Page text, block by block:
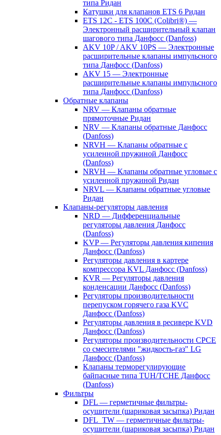
типа Ридан
Катушки для клапанов ETS 6 Ридан
ETS 12C - ETS 100C (Colibri®) —
Электронный расширительный клапан
шагового типа Данфосс (Danfoss)
AKV 10P / AKV 10PS — Электронные
расширительные клапаны импульсного
типа Данфосс (Danfoss)
AKV 15 — Электронные
расширительные клапаны импульсного
типа Данфосс (Danfoss)
Обратные клапаны
NRV — Клапаны обратные
прямоточные Ридан
NRV — Клапаны обратные Данфосс
(Danfoss)
NRVH — Клапаны обратные с
усиленной пружиной Данфосс
(Danfoss)
NRVH — Клапаны обратные угловые с
усиленной пружиной Ридан
NRVL — Клапаны обратные угловые
Ридан
Клапаны-регуляторы давления
NRD — Дифференциальные
регуляторы давления Данфосс
(Danfoss)
KVP — Регуляторы давления кипения
Данфосс (Danfoss)
Регуляторы давления в картере
компрессора KVL Данфосс (Danfoss)
KVR — Регуляторы давления
конденсации Данфосс (Danfoss)
Регуляторы производительности
перепуском горячего газа KVC
Данфосс (Danfoss)
Регуляторы давления в ресивере KVD
Данфосс (Danfoss)
Регуляторы производительности CPCE
со смесителями "жидкость-газ" LG
Данфосс (Danfoss)
Клапаны терморегулирующие
байпасные типа TUH/TCHE Данфосс
(Danfoss)
Фильтры
DFL — герметичные фильтры-
осушители (шариковая засыпка) Ридан
DFL_TW — герметичные фильтры-
осушители (шариковая засыпка) Ридан